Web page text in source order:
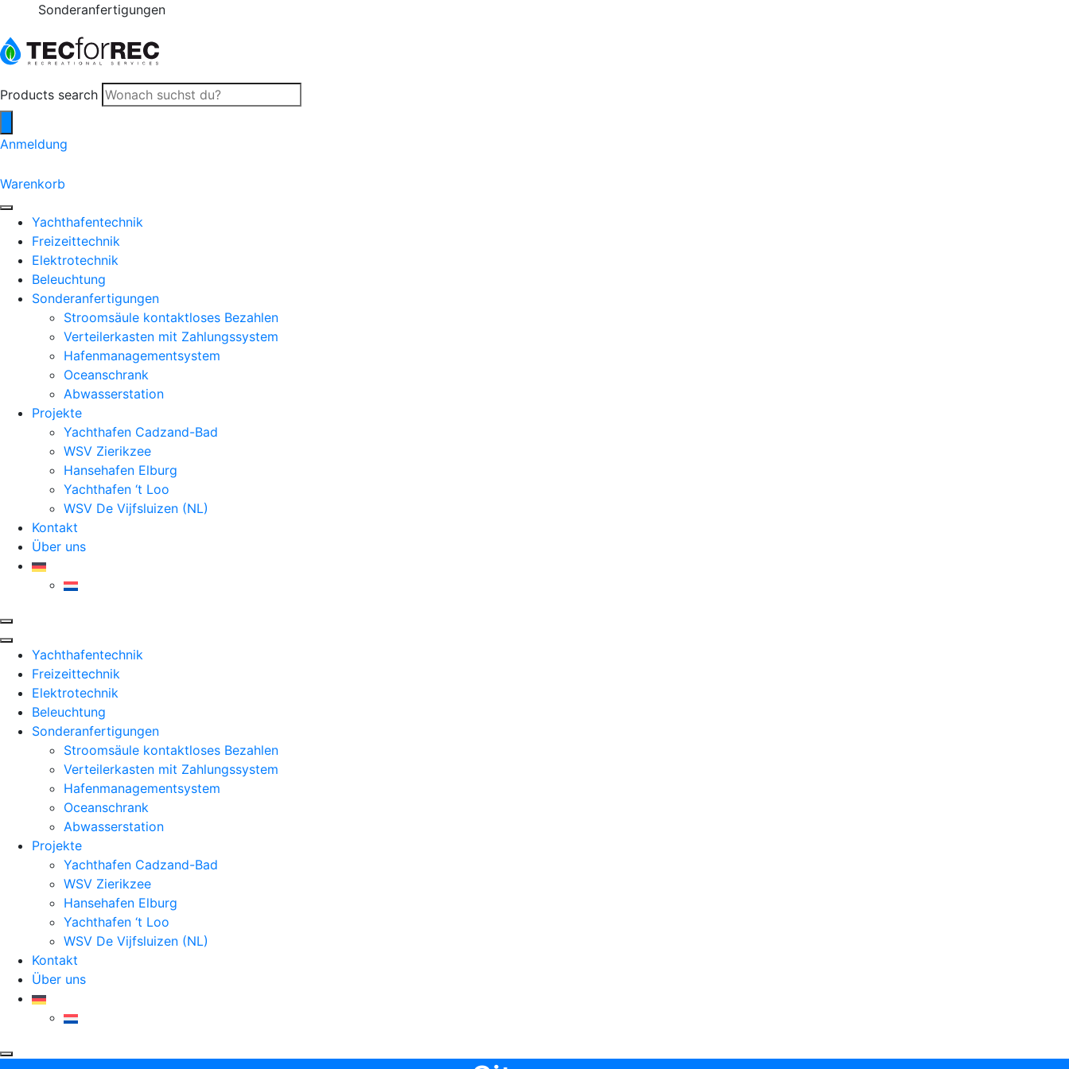
Sonderanfertigungen
Products search
Anmeldung
Warenkorb
Yachthafentechnik
Freizeittechnik
Elektrotechnik
Beleuchtung
Sonderanfertigungen
Stroomsäule kontaktloses Bezahlen
Verteilerkasten mit Zahlungssystem
Hafenmanagementsystem
Oceanschrank
Abwasserstation
Projekte
Yachthafen Cadzand-Bad
WSV Zierikzee
Hansehafen Elburg
Yachthafen ‘t Loo
WSV De Vijfsluizen (NL)
Kontakt
Über uns
Yachthafentechnik
Freizeittechnik
Elektrotechnik
Beleuchtung
Sonderanfertigungen
Stroomsäule kontaktloses Bezahlen
Verteilerkasten mit Zahlungssystem
Hafenmanagementsystem
Oceanschrank
Abwasserstation
Projekte
Yachthafen Cadzand-Bad
WSV Zierikzee
Hansehafen Elburg
Yachthafen ‘t Loo
WSV De Vijfsluizen (NL)
Kontakt
Über uns